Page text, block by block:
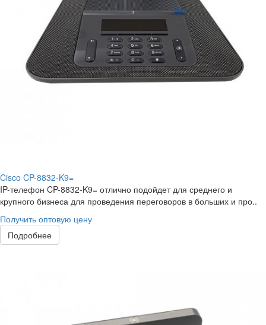
Cisco CP-8832-K9=
IP-телефон CP-8832-K9= отлично подойдет для среднего и
крупного бизнеса для проведения переговоров в больших и про..
Получить оптовую цену
Подробнее